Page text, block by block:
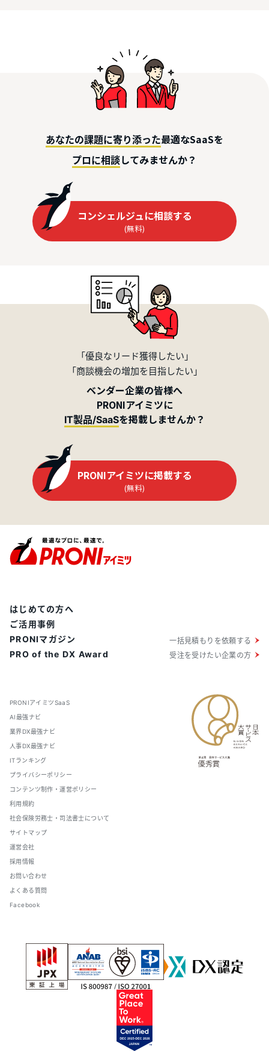
あなたの課題に寄り添った最適なSaaSを
プロに相談してみませんか？
コンシェルジュに相談する
(無料)
「優良なリード獲得したい」
「商談機会の増加を目指したい」
ベンダー企業の皆様へ
PRONIアイミツに
IT製品/SaaSを掲載しませんか？
PRONIアイミツに掲載する
(無料)
PRONIアイミツSaaS
AI最強ナビ
業界DX最強ナビ
人事DX最強ナビ
ITランキング
プライバシーポリシー
コンテンツ制作・運営ポリシー
利用規約
社会保険労務士・司法書士について
サイトマップ
運営会社
採用情報
お問い合わせ
よくある質問
Facebook
はじめての方へ
ご活用事例
PRONIマガジン
PRO of the DX Award
一括見積もりを依頼する
受注を受けたい企業の方